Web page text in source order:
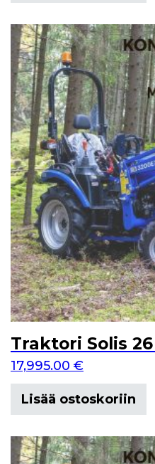
Traktori Solis
17,995.00 €
Lisää ostoskoriin